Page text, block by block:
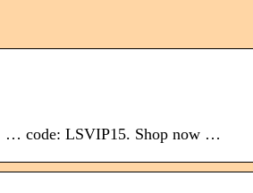
… code: LSVIP15. Shop now …